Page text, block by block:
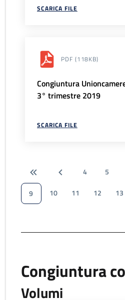
SCARICA FILE
PDF (118KB)
Congiuntura
3° trimestre 2019
SCARICA FILE
4 5
9
10 11 12 13
Congiuntura
Volumi